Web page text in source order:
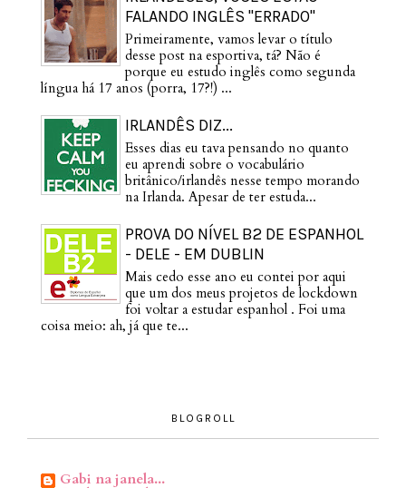
FALANDO INGLÊS "ERRADO"
Primeiramente, vamos levar o título
desse post na esportiva, tá? Não é
porque eu estudo inglês como segunda
língua há 17 anos (porra, 17?!) ...
IRLANDÊS DIZ...
Esses dias eu tava pensando no quanto
eu aprendi sobre o vocabulário
britânico/irlandês nesse tempo morando
na Irlanda. Apesar de ter estuda...
PROVA DO NÍVEL B2 DE ESPANHOL
- DELE - EM DUBLIN
Mais cedo esse ano eu contei por aqui
que um dos meus projetos de lockdown
foi voltar a estudar espanhol . Foi uma
coisa meio: ah, já que te...
BLOGROLL
Gabi na janela...